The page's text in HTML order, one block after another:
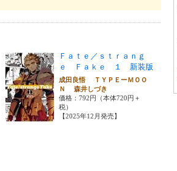
Ｆａｔｅ／ｓｔｒａｎｇ
ｅ Ｆａｋｅ １ 新装版
成田良悟 ＴＹＰＥーＭＯＯ
Ｎ 森井しづき
価格：792円（本体720円＋
税）
【2025年12月発売】